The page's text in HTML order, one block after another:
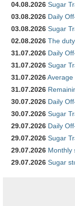
04.08.2026 Sugar
03.08.2026 Daily
03.08.2026 Sugar
02.08.2026 The
31.07.2026 Daily
31.07.2026 Sugar
31.07.2026Average
31.07.2026
30.07.2026 Daily
30.07.2026 Sugar
29.07.2026 Daily
29.07.2026 Sugar
29.07.2026 Monthly
29.07.2026 Sugar